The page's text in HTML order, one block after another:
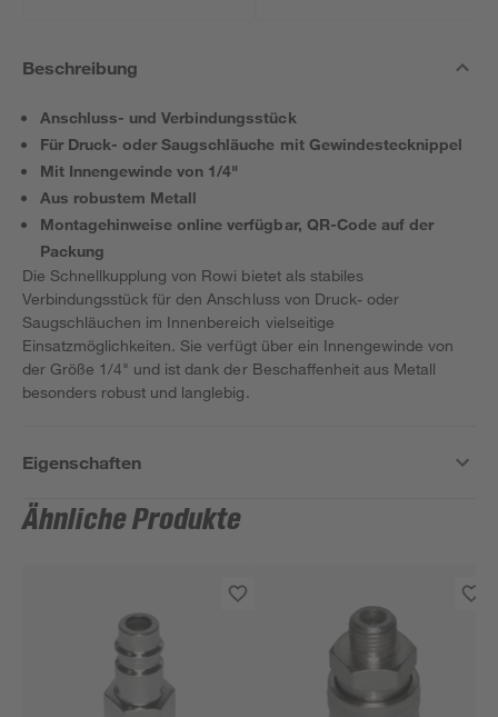
Beschreibung
Anschluss- und Verbindungsstück
Für Druck- oder Saugschläuche mit Gewindestecknippel
Mit Innengewinde von 1/4"
Aus robustem Metall
Montagehinweise online verfügbar, QR-Code auf der
Packung
Die Schnellkupplung von Rowi bietet als stabiles
Verbindungsstück für den Anschluss von Druck- oder
Saugschläuchen im Innenbereich vielseitige
Einsatzmöglichkeiten. Sie verfügt über ein Innengewinde von
der Größe 1/4" und ist dank der Beschaffenheit aus Metall
besonders robust und langlebig.
Eigenschaften
Ähnliche Produkte